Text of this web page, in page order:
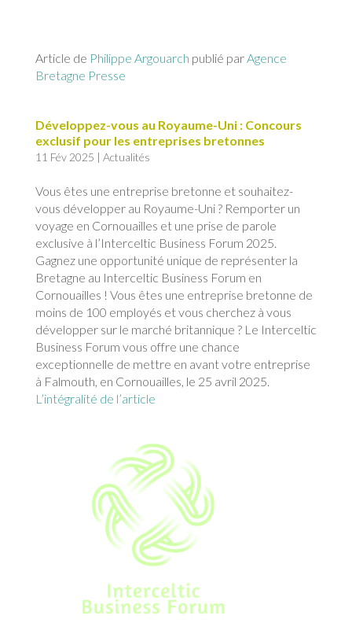
Article de Philippe Argouarch publié parAgence
Bretagne Presse
Développez-vous au Royaume-Uni : Concours
exclusif pour les entreprises bretonnes
11 Fév 2025 | Actualités
Vous êtes une entreprise bretonne et souhaitez-
vous développer au Royaume-Uni ? Remporter un
voyage en Cornouailles et une prise de parole
exclusive à l’Interceltic Business Forum 2025.
Gagnez une opportunité unique de représenter la
Bretagne au Interceltic Business Forum en
Cornouailles ! Vous êtes une entreprise bretonne de
moins de 100 employés et vous cherchez à vous
développer sur le marché britannique ? Le Interceltic
Business Forum vous offre une chance
exceptionnelle de mettre en avant votre entreprise
à Falmouth, en Cornouailles, le 25 avril 2025.
L’intégralité de l’article